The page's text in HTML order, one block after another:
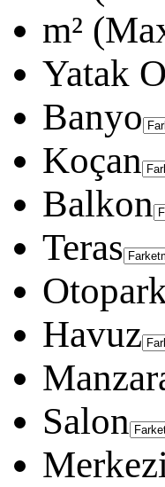
m²
Yatak
Banyo
Koçan
Balkon
Teras
Havuz
Salon